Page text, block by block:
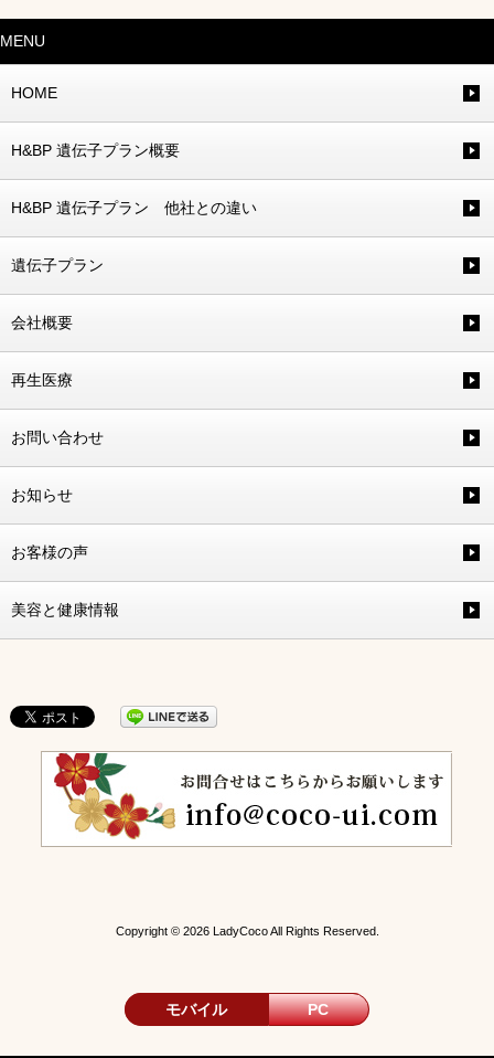
MENU
HOME
H&BP 遺伝子プラン概要
H&BP 遺伝子プラン 他社との違い
遺伝子プラン
会社概要
再生医療
お問い合わせ
お知らせ
お客様の声
美容と健康情報
Copyright © 2026 LadyCoco All Rights Reserved.
モバイル PC